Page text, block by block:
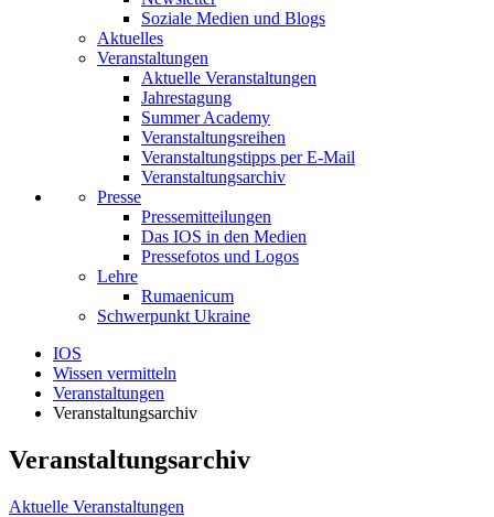
Soziale Medien und Blogs
Aktuelles
Veranstaltungen
Aktuelle Veranstaltungen
Jahrestagung
Summer Academy
Veranstaltungsreihen
Veranstaltungstipps per E-Mail
Veranstaltungsarchiv
Presse
Pressemitteilungen
Das IOS in den Medien
Pressefotos und Logos
Lehre
Rumaenicum
Schwerpunkt Ukraine
IOS
Wissen vermitteln
Veranstaltungen
Veranstaltungsarchiv
Veranstaltungsarchiv
Aktuelle Veranstaltungen